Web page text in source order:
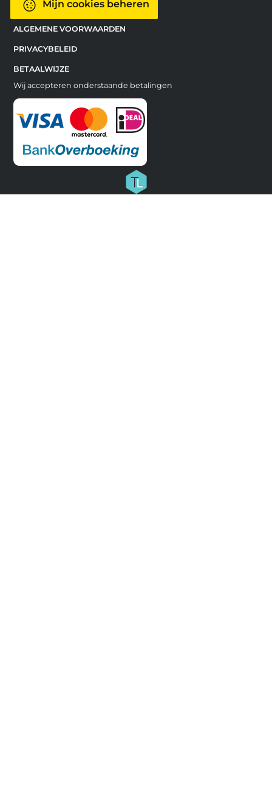
Mijn cookies beheren
ALGEMENE VOORWAARDEN
PRIVACYBELEID
BETAALWIJZE
Wij accepteren onderstaande betalingen